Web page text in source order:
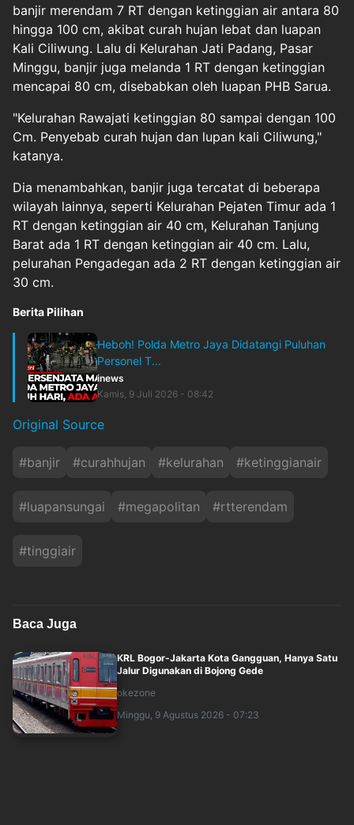
banjir merendam 7 RT dengan ketinggian air antara 80
hingga 100 cm, akibat curah hujan lebat dan luapan
Kali Ciliwung. Lalu di Kelurahan Jati Padang, Pasar
Minggu, banjir juga melanda 1 RT dengan ketinggian
mencapai 80 cm, disebabkan oleh luapan PHB Sarua.
"Kelurahan Rawajati ketinggian 80 sampai dengan 100
Cm. Penyebab curah hujan dan lupan kali Ciliwung,"
katanya.
Dia menambahkan, banjir juga tercatat di beberapa
wilayah lainnya, seperti Kelurahan Pejaten Timur ada 1
RT dengan ketinggian air 40 cm, Kelurahan Tanjung
Barat ada 1 RT dengan ketinggian air 40 cm. Lalu,
pelurahan Pengadegan ada 2 RT dengan ketinggian air
30 cm.
Berita Pilihan
Heboh! Polda Metro Jaya Didatangi Puluhan
Personel T...
inews
Kamis, 9 Juli 2026 - 08:42
Original Source
#banjir #curahhujan #kelurahan #ketinggianair
#luapansungai #megapolitan #rtterendam
#tinggiair
Baca Juga
KRL Bogor-Jakarta Kota Gangguan, Hanya Satu
Jalur Digunakan di Bojong Gede
okezone
Minggu, 9 Agustus 2026 - 07:23